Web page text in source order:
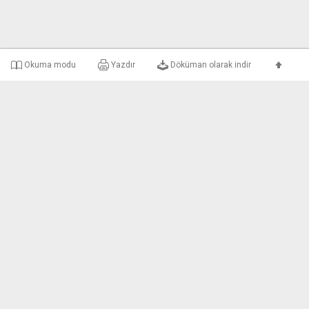
Okuma modu Yazdır Döküman olarak indir